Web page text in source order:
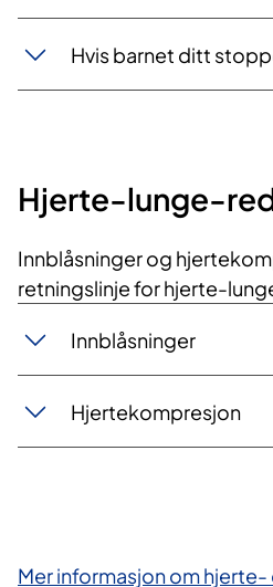
Hvis barnet ditt
Hjerte-lunge-
Innblåsninger og
retningslinje for hjerte-
Innblåsninger
Hjertekompresjon
Mer informasjon om